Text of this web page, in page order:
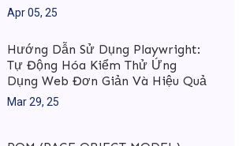
Apr 05, 25
Hướng Dẫn Sử Dụng Playwright:
Tự Động Hóa Kiểm Thử Ứng
Dụng Web Đơn Giản Và Hiệu Quả
Mar 29, 25